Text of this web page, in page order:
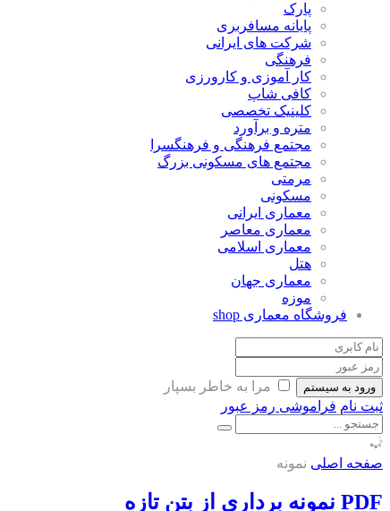
پارک
پایانه مسافربری
شرکت های ایرانی
فرهنگی
کار آموزی و کارورزی
کافی شاپ
کلینیک تخصصی
متره و برآورد
مجتمع فرهنگی و فرهنگسرا
مجتمع های مسکونی بزرگ
مرمتی
مسکونی
معماری ایرانی
معماری معاصر
معماری اسلامی
هتل
معماری جهان
موزه
فروشگاه معماری shop
ورود به سیستم
مرا به خاطر بسپار
ثبت نام فراموشی رمز عبور
صفحه اصلی نمونه
PDF نمونه برداری از بتن تازه